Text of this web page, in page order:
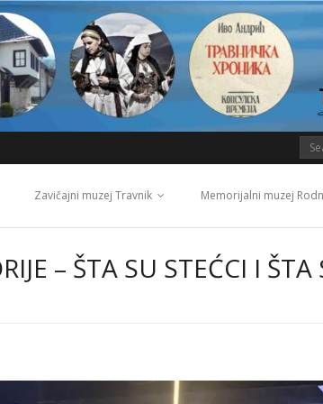
Zavičajni muzej Travnik Memorijalni muzej
– ŠTA SU STEĆCI I ŠTA